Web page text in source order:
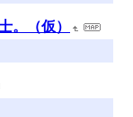
。（仮）